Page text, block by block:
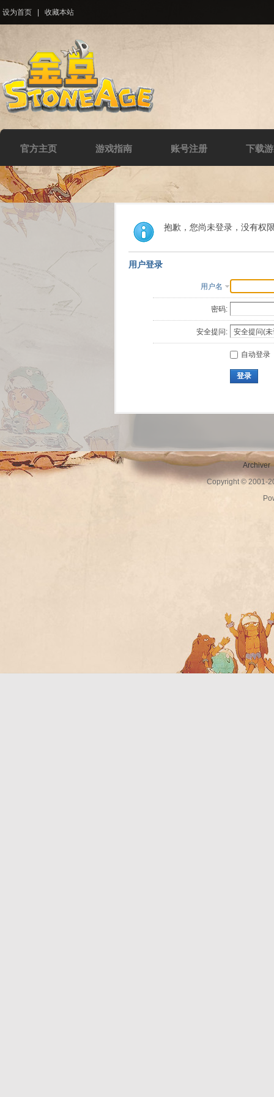
设为首页 收藏本站
官方主页 游戏指南 账号注册 下载
抱歉，您尚未登录，没有权
用户登录
用户名
密码:
安全提问:
自动登录
登录
Archiver
Copyright © 2001-